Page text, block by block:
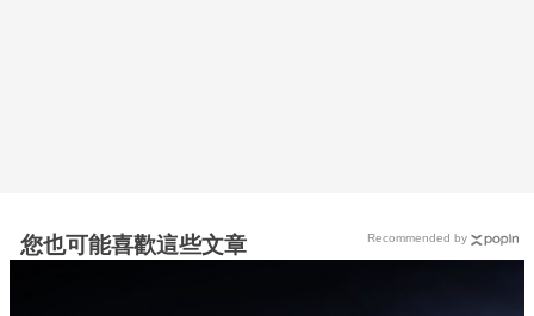
您也可能喜歡這些文章 Recommended by